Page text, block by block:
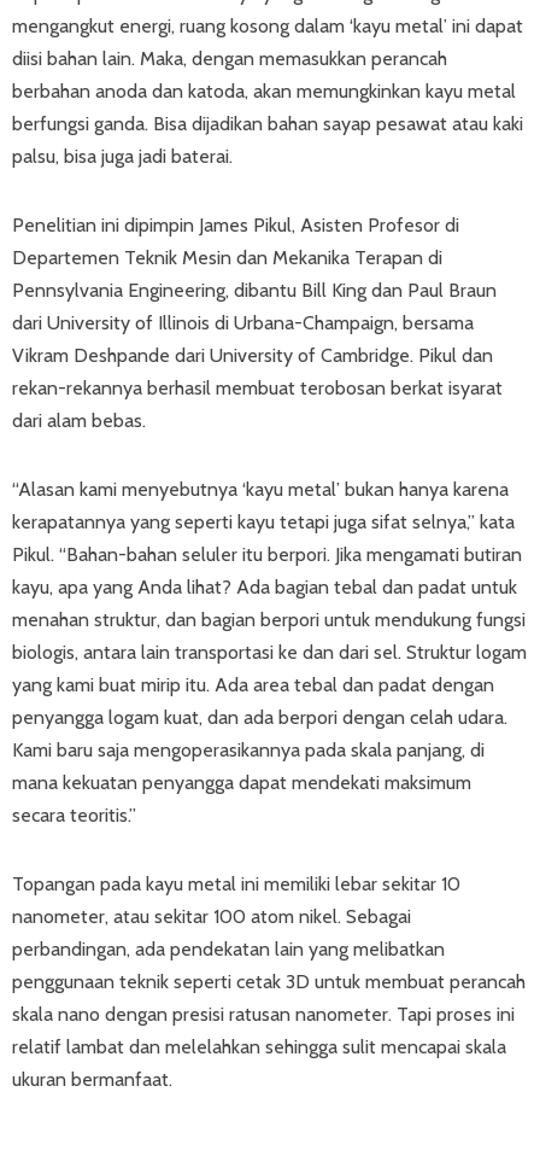
mengangkut energi, ruang kosong dalam ‘kayu metal’ ini dapat
diisi bahan lain. Maka, dengan memasukkan perancah
berbahan anoda dan katoda, akan memungkinkan kayu metal
berfungsi ganda. Bisa dijadikan bahan sayap pesawat atau kaki
palsu, bisa juga jadi baterai.
Penelitian ini dipimpin James Pikul, Asisten Profesor di
Departemen Teknik Mesin dan Mekanika Terapan di
Pennsylvania Engineering, dibantu Bill King dan Paul Braun
dari University of Illinois di Urbana-Champaign, bersama
Vikram Deshpande dari University of Cambridge. Pikul dan
rekan-rekannya berhasil membuat terobosan berkat isyarat
dari alam bebas.
“Alasan kami menyebutnya ‘kayu metal’ bukan hanya karena
kerapatannya yang seperti kayu tetapi juga sifat selnya,” kata
Pikul. “Bahan-bahan seluler itu berpori. Jika mengamati butiran
kayu, apa yang Anda lihat? Ada bagian tebal dan padat untuk
menahan struktur, dan bagian berpori untuk mendukung fungsi
biologis, antara lain transportasi ke dan dari sel. Struktur logam
yang kami buat mirip itu. Ada area tebal dan padat dengan
penyangga logam kuat, dan ada berpori dengan celah udara.
Kami baru saja mengoperasikannya pada skala panjang, di
mana kekuatan penyangga dapat mendekati maksimum
secara teoritis.”
Topangan pada kayu metal ini memiliki lebar sekitar 10
nanometer, atau sekitar 100 atom nikel. Sebagai
perbandingan, ada pendekatan lain yang melibatkan
penggunaan teknik seperti cetak 3D untuk membuat perancah
skala nano dengan presisi ratusan nanometer. Tapi proses ini
relatif lambat dan melelahkan sehingga sulit mencapai skala
ukuran bermanfaat.